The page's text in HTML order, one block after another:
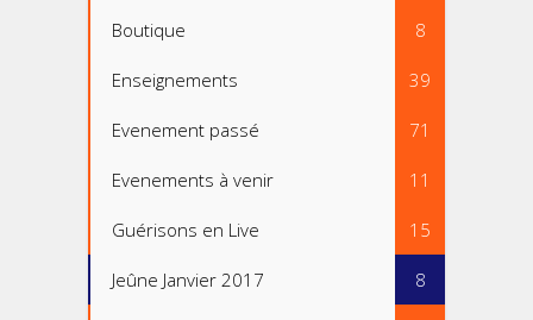
Boutique 8
Enseignements 39
Evenement passé 71
Evenements à venir 11
Guérisons en Live 15
Jeûne Janvier 2017 8